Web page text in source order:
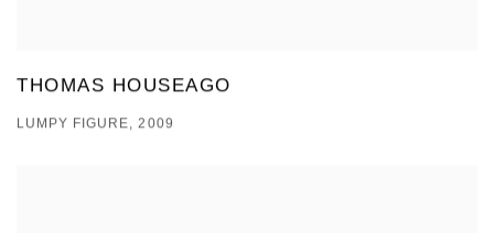
THOMAS HOUSEAGO
LUMPY FIGURE, 2009